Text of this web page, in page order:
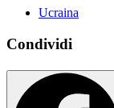
Ucraina
Condividi